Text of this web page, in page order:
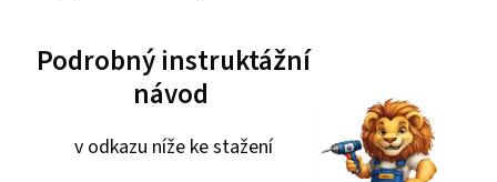
Podrobný instruktážní
návod
v odkazu níže ke stažení